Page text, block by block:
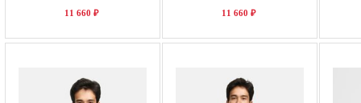
11 660 ₽ 11 660 ₽